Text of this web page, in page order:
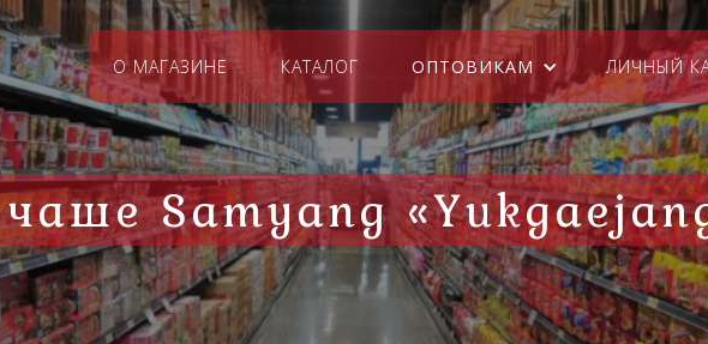
О МАГАЗИНЕ КАТАЛОГ ОПТОВИКАМ ЛИЧНЫЙ
Samyang